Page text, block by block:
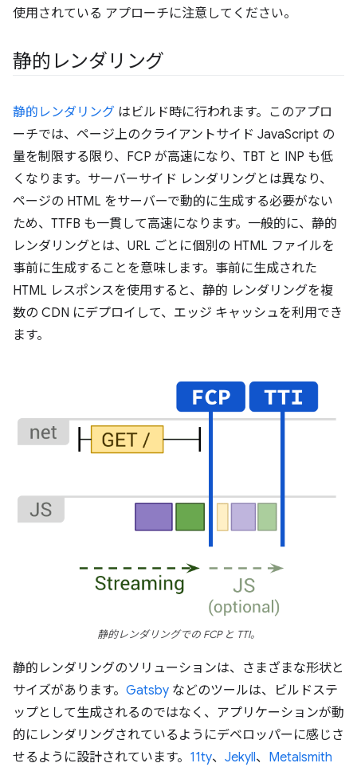
使用されている アプローチに注意してください。
静的レンダリング
静的レンダリング はビルド時に行われます。このアプロ
ーチでは、ページ上のクライアントサイド JavaScript の
量を制限する限り、FCP が高速になり、TBT と INP も低
くなります。サーバーサイド レンダリングとは異なり、
ページの HTML をサーバーで動的に生成する必要がない
ため、TTFB も一貫して高速になります。一般的に、静的
レンダリングとは、URL ごとに個別の HTML ファイルを
事前に生成することを意味します。事前に生成された
HTML レスポンスを使用すると、静的 レンダリングを複
数の CDN にデプロイして、エッジ キャッシュを利用でき
ます。
静的レンダリングでの FCP と TTI。
静的レンダリングのソリューションは、さまざまな形状と
サイズがあります。 Gatsby などのツールは、ビルドステ
ップとして生成されるのではなく、アプリケーションが動
的にレンダリングされているようにデベロッパーに感じさ
せるように設計されています。 11ty、 Jekyll、 Metalsmith